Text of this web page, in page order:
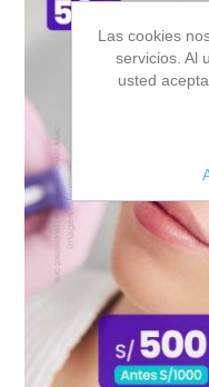
Las cookies
servicios. Al
usted